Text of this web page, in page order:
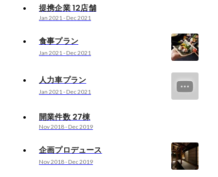
提携企業 12店舗
Jan 2021- Dec 2021
食事プラン
Jan 2021- Dec 2021
人力車プラン
Jan 2021- Dec 2021
開業件数 27棟
Nov 2018- Dec 2019
企画プロデュース
Nov 2018- Dec 2019